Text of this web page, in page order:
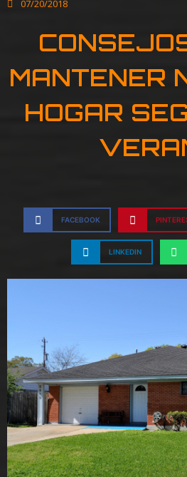
07/20/2018
MANTENER
HOGAR
FACEBOOK
LINKEDIN